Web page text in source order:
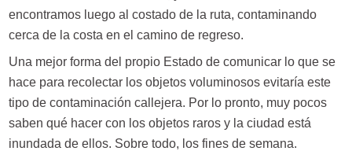
encontramos luego al costado de la ruta, contaminando
cerca de la costa en el camino de regreso.
Una mejor forma del propio Estado de comunicar lo que se
hace para recolectar los objetos voluminosos evitaría este
tipo de contaminación callejera. Por lo pronto, muy pocos
saben qué hacer con los objetos raros y la ciudad está
inundada de ellos. Sobre todo, los fines de semana.